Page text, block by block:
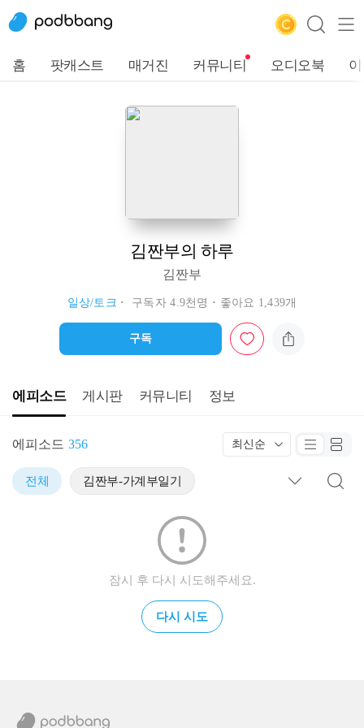
홈 팟캐스트 매거진 커뮤니티 오디오북
김짠부의 하루
김짠부
일상/토크 구독자 4.9천명 좋아요 1,439개
구독
에피소드 게시판 커뮤니티 정보
에피소드 356 최신순
전체 김짠부-가계부일기
잠시 후 다시 시도해주세요.
다시 시도